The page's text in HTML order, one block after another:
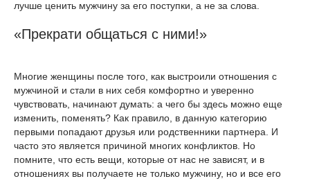
лучше ценить мужчину за его поступки, а не за слова.
«Прекрати общаться с ними!»
Многие женщины после того, как выстроили отношения с
мужчиной и стали в них себя комфортно и уверенно
чувствовать, начинают думать: а чего бы здесь можно еще
изменить, поменять? Как правило, в данную категорию
первыми попадают друзья или родственники партнера. И
часто это является причиной многих конфликтов. Но
помните, что есть вещи, которые от нас не зависят, и в
отношениях вы получаете не только мужчину, но и все его